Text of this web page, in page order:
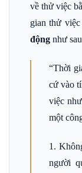
về thử việc
gian thử
động như
“Thời
cứ vào
việc
một
1.
người